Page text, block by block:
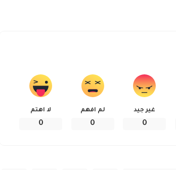
غير جيد
0
لم افهم
0
لا اهتم
0